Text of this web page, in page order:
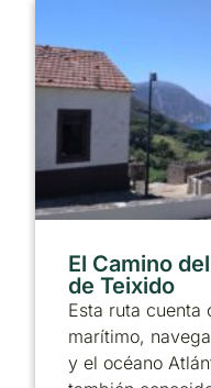
El Camino
de Teixido
Esta ruta cuenta
marítimo,
y el océano